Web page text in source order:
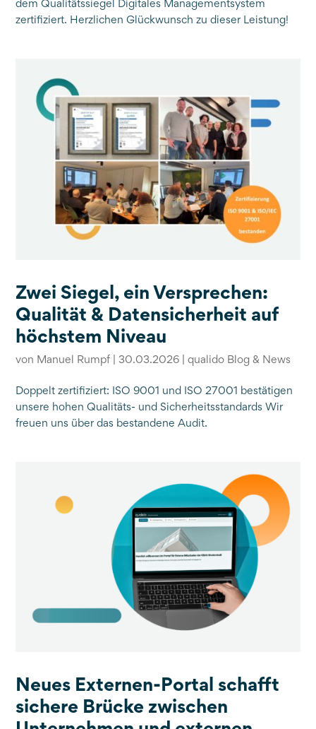
dem Qualitätssiegel Digitales Managementsystem
zertifiziert. Herzlichen Glückwunsch zu dieser Leistung!
Zwei Siegel, ein Versprechen:
Qualität & Datensicherheit auf
höchstem Niveau
von Manuel Rumpf 30.03.2026 |qualido Blog & News
Doppelt zertifiziert: ISO 9001 und ISO 27001 bestätigen
unsere hohen Qualitäts- und Sicherheitsstandards Wir
freuen uns über das bestandene Audit.
Neues Externen-Portal schafft
sichere Brücke zwischen